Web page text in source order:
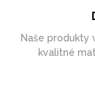
Naše produkty
kvalitné